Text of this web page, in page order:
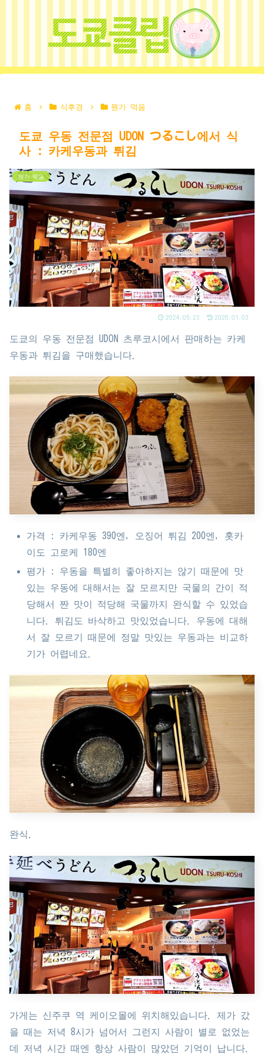
홈 식후경 뭔가 먹음
도쿄 우동 전문점 UDON つるこし에서 식
사 : 카케우동과 튀김
뭔가 먹음
2024.05.23 2026.01.03
도쿄의 우동 전문점 UDON 츠루코시에서 판매하는 카케
우동과 튀김을 구매했습니다.
가격 : 카케우동 390엔, 오징어 튀김 200엔, 홋카
이도 고로케 180엔
평가 : 우동을 특별히 좋아하지는 않기 때문에 맛
있는 우동에 대해서는 잘 모르지만 국물의 간이 적
당해서 짠 맛이 적당해 국물까지 완식할 수 있었습
니다. 튀김도 바삭하고 맛있었습니다. 우동에 대해
서 잘 모르기 때문에 정말 맛있는 우동과는 비교하
기가 어렵네요.
완식.
가게는 신주쿠 역 케이오몰에 위치해있습니다. 제가 갔
을 때는 저녁 8시가 넘어서 그런지 사람이 별로 없었는
데 저녁 시간 때엔 항상 사람이 많았던 기억이 납니다.